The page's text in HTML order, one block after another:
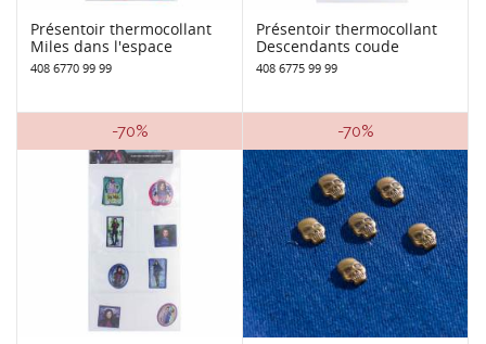
Présentoir thermocollant
Miles dans l'espace
408 6770 99 99
Présentoir thermocollant
Descendants coude
408 6775 99 99
-70% -70%